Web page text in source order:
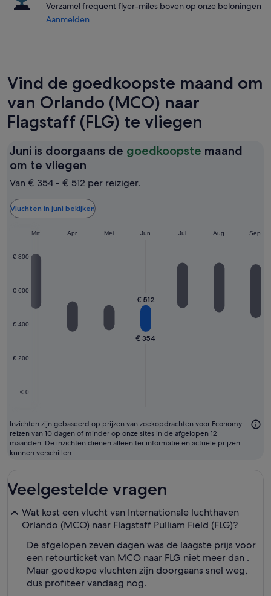
Verzamel frequent flyer-miles boven op onze beloningen
Aanmelden
Vind de goedkoopste maand om
van Orlando (MCO) naar
Flagstaff (FLG) te vliegen
Juni is doorgaans de goedkoopste maand
om te vliegen
is
de
goedkoopste
maand
Van € 354 - € 512 per reiziger.
Vluchten in juni bekijken
€ 0
€ 200
€ 400
€ 600
€ 800
Mrt Apr Mei Jun Jul Aug Sept
€ 354
€ 512
Inzichten zijn gebaseerd op prijzen van zoekopdrachten voor Economy-
reizen van 10 dagen of minder op onze sites in de afgelopen 12
maanden. De inzichten dienen alleen ter informatie en actuele prijzen
kunnen verschillen.
Veelgestelde vragen
Wat kost een vlucht van Internationale luchthaven
Orlando (MCO) naar Flagstaff Pulliam Field (FLG)?
De afgelopen zeven dagen was de laagste prijs voor
een retourticket van MCO naar FLG niet meer dan .
Maar goedkope vluchten zijn doorgaans snel weg,
dus profiteer vandaag nog.